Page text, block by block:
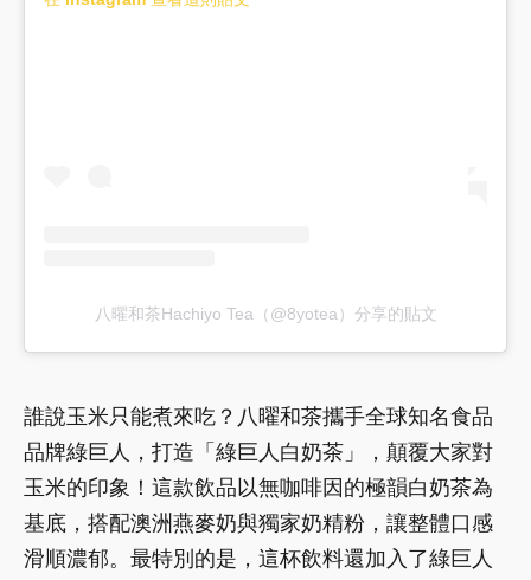
八曜和茶Hachiyo Tea（@8yotea）分享的貼文
誰說玉米只能煮來吃？八曜和茶攜手全球知名食品
品牌綠巨人，打造「綠巨人白奶茶」，顛覆大家對
玉米的印象！這款飲品以無咖啡因的極韻白奶茶為
基底，搭配澳洲燕麥奶與獨家奶精粉，讓整體口感
滑順濃郁。最特別的是，這杯飲料還加入了綠巨人